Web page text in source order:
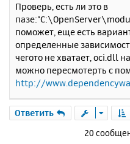
Проверь, есть ли это в
поможет, еще есть
определенные
чегото не хватает, oci.dll
можно пересмотерть с
http://
Ответить
20